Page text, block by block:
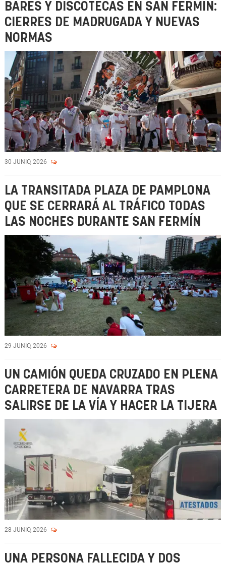
BARES Y DISCOTECAS EN SAN FERMÍN:
CIERRES DE MADRUGADA Y NUEVAS
NORMAS
30 JUNIO, 2026
LA TRANSITADA PLAZA DE PAMPLONA
QUE SE CERRARÁ AL TRÁFICO TODAS
LAS NOCHES DURANTE SAN FERMÍN
29 JUNIO, 2026
UN CAMIÓN QUEDA CRUZADO EN PLENA
CARRETERA DE NAVARRA TRAS
SALIRSE DE LA VÍA Y HACER LA TIJERA
28 JUNIO, 2026
UNA PERSONA FALLECIDA Y DOS